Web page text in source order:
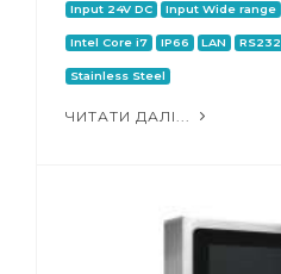
Input 24V DC Input Wide range
Intel Core i7 IP66 LAN RS232
Stainless Steel
ЧИТАТИ ДАЛІ...